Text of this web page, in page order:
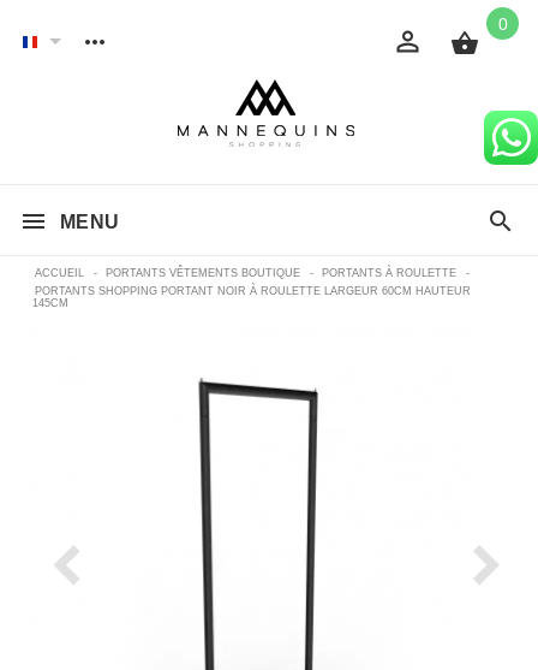
0
MENU
ACCUEIL - PORTANTS VÊTEMENTS BOUTIQUE - PORTANTS À ROULETTE
-
PORTANTS SHOPPING PORTANT NOIR À ROULETTE LARGEUR 60CM HAUTEUR
145CM